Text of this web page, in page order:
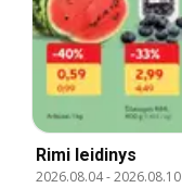
Rimi leidinys
2026.08.04-2026.08.10